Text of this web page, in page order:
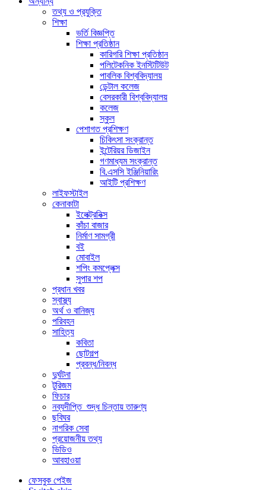
তথ্য ও প্রযুক্তি
শিক্ষা
ভর্তি বিজ্ঞপ্তি
শিক্ষা প্রতিষ্ঠান
কারিগরি শিক্ষা প্রতিষ্ঠান
পলিটেকনিক ইনস্টিটিউট
পাবলিক বিশ্ববিদ্যালয়
ডেন্টাল কলেজ
বেসরকারী বিশ্ববিদ্যালয়
কলেজ
স্কুল
পেশাগত প্রশিক্ষণ
চিকিৎসা সংক্রান্ত
ইন্টেরিয়র ডিজাইন
গণমাধ্যম সংক্রান্ত
বি.এসসি ইঞ্জিনিয়ারিং
আইটি প্রশিক্ষণ
লাইফস্টাইল
কেনাকাটা
ইলেক্ট্রনিক্স
কাঁচা বাজার
নির্মাণ সামগ্রী
বই
মোবাইল
শপিং কমপ্লেক্স
সুপার শপ
প্রধান খবর
স্বাস্থ্য
অর্থ ও বানিজ্য
পরিবহন
সাহিত্য
কবিতা
ছোটগল্প
প্রবন্ধ/নিবন্ধ
দুর্ঘটনা
টুরিজম
ফিচার
নব্যদীপ্তি_শুদ্ধ চিন্তায় তারুণ্য
ছবিঘর
নাগরিক সেবা
প্রয়োজনীয় তথ্য
ভিডিও
আবহাওয়া
ফেসবুক পেইজ